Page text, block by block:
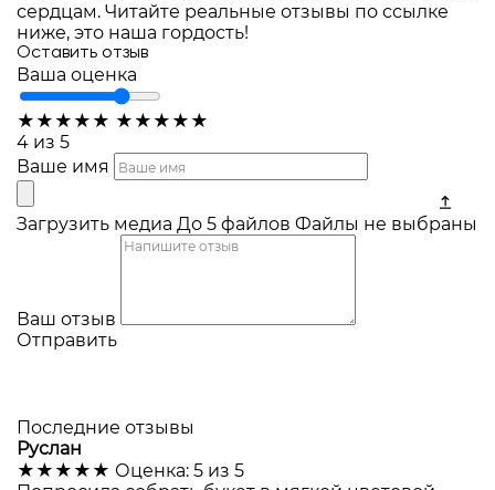
сердцам. Читайте реальные отзывы по ссылке
ниже, это наша гордость!
Оставить отзыв
Ваша оценка
★ ★ ★ ★ ★ ★ ★ ★ ★ ★
4 из 5
Ваше имя
Загрузить медиа До 5 файлов Файлы не выбраны
Ваш отзыв
Отправить
Последние отзывы
Руслан
★★★★★ Оценка: 5 из 5